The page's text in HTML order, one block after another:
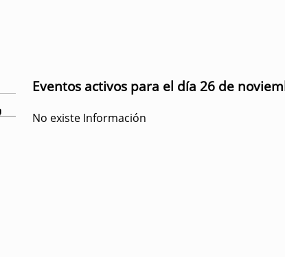
Eventos activos para el día 26 de
No existe Información